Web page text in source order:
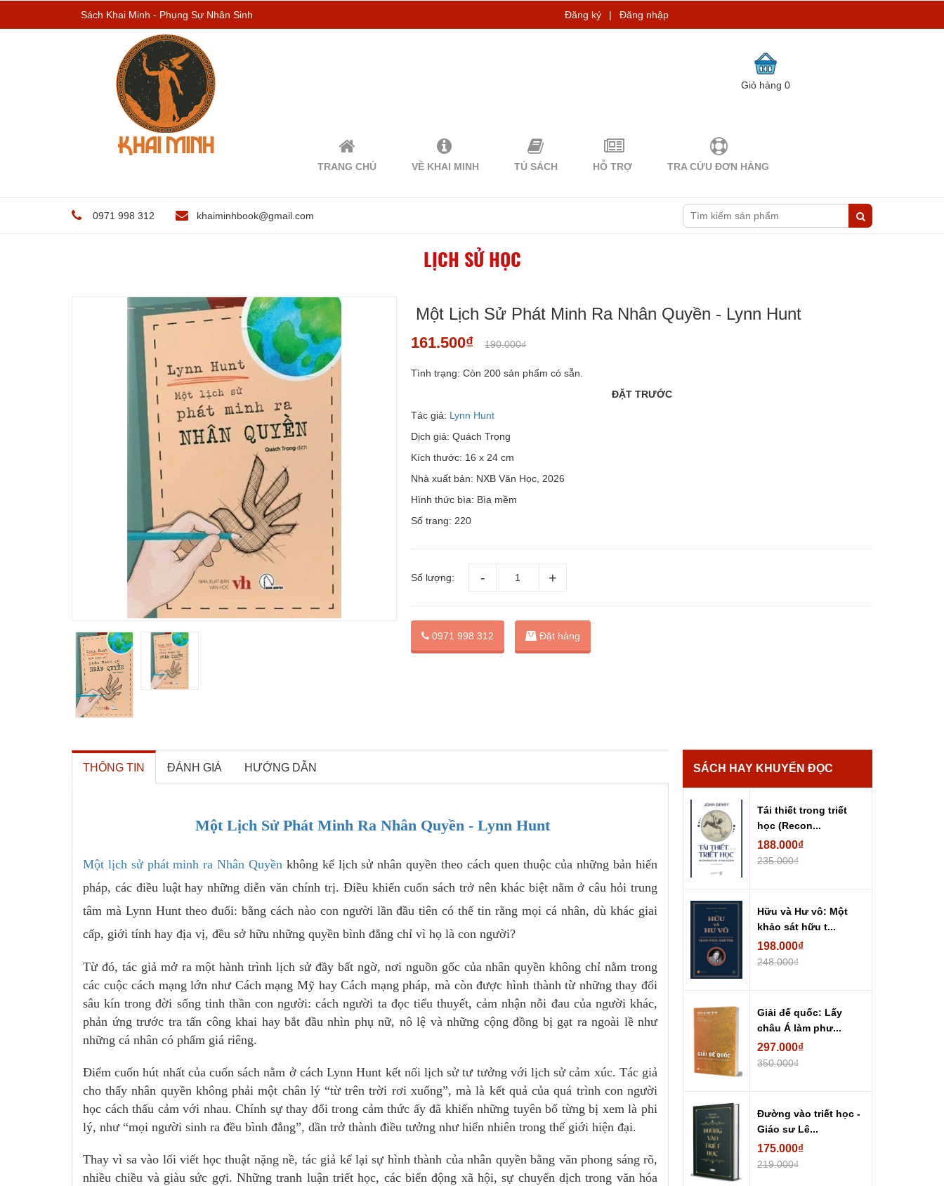
Sách Khai Minh - Phụng Sự Nhân Sinh Đăng ký | Đăng nhập
Giỏ hàng0
TRANG CHỦ VỀ KHAI MINH TỦ SÁCH HỖ TRỢ TRA CỨU ĐƠN HÀNG
0971 998 312 khaiminhbook@gmail.com
LỊCH SỬ HỌC
Một Lịch Sử Phát Minh Ra Nhân Quyền - Lynn Hunt
161.500₫ 190.000₫
Tình trạng: Còn 200 sản phẩm có sẵn.
ĐẶT TRƯỚC
Tác giả: Lynn Hunt
Dịch giả: Quách Trọng
Kích thước: 16 x 24 cm
Nhà xuất bản: NXB Văn Học, 2026
Hình thức bìa: Bìa mềm
Số trang: 220
Số lượng:
0971 998 312 Đặt hàng
THÔNG TIN ĐÁNH GIÁ HƯỚNG DẪN
Một Lịch Sử Phát Minh Ra Nhân Quyền - Lynn Hunt
Một lịch sử phát minh ra Nhân Quyền không kể lịch sử nhân quyền theo cách quen thuộc của những bản hiến
pháp, các điều luật hay những diễn văn chính trị. Điều khiến cuốn sách trở nên khác biệt nằm ở câu hỏi trung
tâm mà Lynn Hunt theo đuổi: bằng cách nào con người lần đầu tiên có thể tin rằng mọi cá nhân, dù khác giai
cấp, giới tính hay địa vị, đều sở hữu những quyền bình đẳng chỉ vì họ là con người?
Từ đó, tác giả mở ra một hành trình lịch sử đầy bất ngờ, nơi nguồn gốc của nhân quyền không chỉ nằm trong
các cuộc cách mạng lớn như Cách mạng Mỹ hay Cách mạng pháp, mà còn được hình thành từ những thay đổi
sâu kín trong đời sống tinh thần con người: cách người ta đọc tiểu thuyết, cảm nhận nỗi đau của người khác,
phản ứng trước tra tấn công khai hay bắt đầu nhìn phụ nữ, nô lệ và những cộng đồng bị gạt ra ngoài lề như
những cá nhân có phẩm giá riêng.
Điểm cuốn hút nhất của cuốn sách nằm ở cách Lynn Hunt kết nối lịch sử tư tưởng với lịch sử cảm xúc. Tác giả
cho thấy nhân quyền không phải một chân lý “từ trên trời rơi xuống”, mà là kết quả của quá trình con người
học cách thấu cảm với nhau. Chính sự thay đổi trong cảm thức ấy đã khiến những tuyên bố từng bị xem là phi
lý, như “mọi người sinh ra đều bình đẳng”, dần trở thành điều tưởng như hiển nhiên trong thế giới hiện đại.
Thay vì sa vào lối viết học thuật nặng nề, tác giả kể lại sự hình thành của nhân quyền bằng văn phong sáng rõ,
nhiều chiều và giàu sức gợi. Những tranh luận triết học, các biến động xã hội, sự chuyển dịch trong văn hóa
SÁCH HAY KHUYẾN ĐỌC
Tái thiết trong triết
học (Recon...
188.000₫
235.000₫
Hữu và Hư vô: Một
khảo sát hữu t...
198.000₫
248.000₫
Giải đế quốc: Lấy
châu Á làm phư...
297.000₫
350.000₫
Đường vào triết học -
Giáo sư Lê...
175.000₫
219.000₫